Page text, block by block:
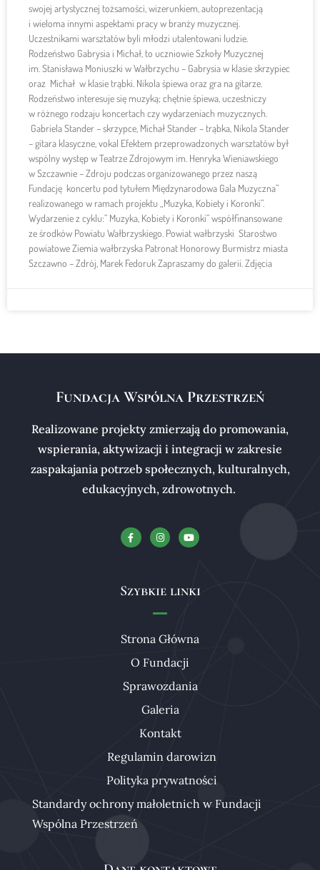
swojej artystycznej tożsamości, wizerunkiem, autoprezentacją
i wieloma innymi aspektami pracy w branży muzycznej.
Uczestnikami warsztatów byli młodzi utalentowani ludzie.
Rodzeństwo Gabrysia i Michał, to uczniowie Szkoły Muzycznej
im. Stanisława Moniuszki w Wałbrzychu – Gabrysia w klasie skrzypiec
oraz Michał w klasie trąbki. Nikola śpiewa oraz gra na gitarze.
Rodzeństwo interesuje się muzyką; chętnie śpiewa, uczestniczy
w różnego rodzaju koncertach czy wydarzeniach muzycznych.
Gabriela Stander – skrzypce, Michał Stander – trąbka, Nikola Stander
– gitara klasyczne, vokal Efektem przeprowadzonych warsztatów był
wspólny występ w Teatrze Zdrojowym im. Henryka Wieniawskiego
w Szczawnie – Zdroju podczas organizowanego przez naszą
Fundację koncertu pod tytułem Międzynarodowa Gala Muzyczna”
realizowanego w ramach projektu „Muzyka, Kobiety i Koronki”.
Wydarzenie z cyklu:” Muzyka, Kobiety i Koronki” współfinansowane
ze środków Powiatu Wałbrzyskiego. Powiat wałbrzyski Starostwo
powiatowe Ziemia wałbrzyska Patronat Honorowy Burmistrz miasta
Szczawno – Zdrój, Marek Fedoruk Zapraszamy do galerii. Zdjęcia
Fundacja Wspólna Przestrzeń
Realizowane projekty zmierzają do promowania,
wspierania, aktywizacji i integracji w zakresie
zaspakajania potrzeb społecznych, kulturalnych,
edukacyjnych, zdrowotnych.
Szybkie linki
Strona Główna
O Fundacji
Sprawozdania
Galeria
Kontakt
Regulamin darowizn
Polityka prywatności
Standardy ochrony małoletnich w Fundacji
Wspólna Przestrzeń